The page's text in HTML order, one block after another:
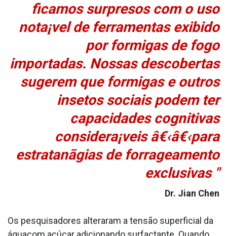
ficamos surpresos com o uso
nota¡vel de ferramentas exibido
por formigas de fogo
importadas. Nossas descobertas
sugerem que formigas e outros
insetos sociais podem ter
capacidades cognitivas
considera¡veis â€‹â€‹para
estratanãgias de forrageamento
exclusivas "
Dr. Jian Chen
Os pesquisadores alteraram a tensão superficial da